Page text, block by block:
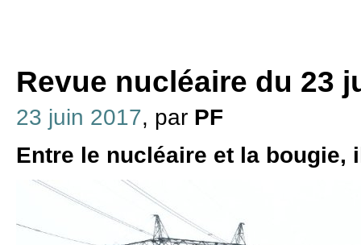
Revue nucléaire du 23
23 juin 2017, par PF
Entre le nucléaire et la bougie,